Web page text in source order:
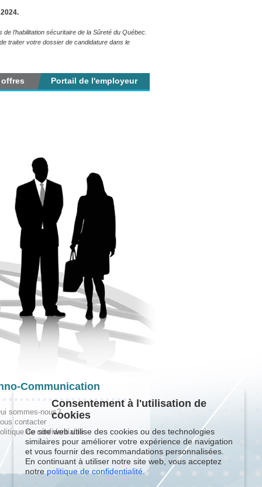
l’habilitation sécuritaire de la Sûreté du Québec.
traiter votre dossier de candidature dans le
Portail de l'employeur
Communication
sommes-nous?
contacter
de confidentialité
Consentement à l'utilisation de
cookies
Ce site web utilise des cookies ou des technologies
similaires pour améliorer votre expérience de navigation
et vous fournir des recommandations personnalisées.
En continuant à utiliser notre site web, vous acceptez
notre politique de confidentialité.